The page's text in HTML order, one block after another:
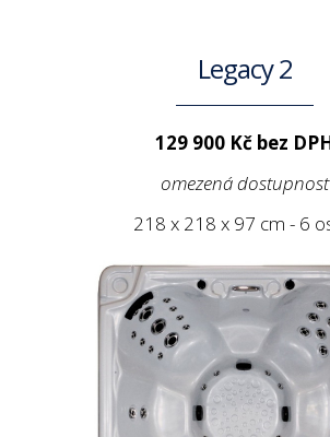
Legacy 2
129 900 Kč bez
omezená dostupnost
218 x 218 x 97 cm - 6